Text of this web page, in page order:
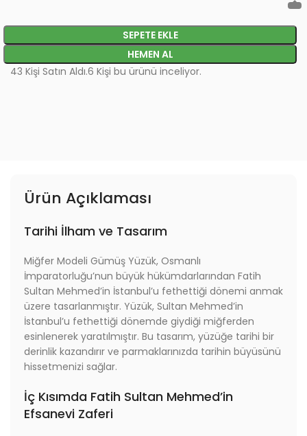
SEPETE EKLE
HEMEN AL
43 Kişi Satın Aldı.6 Kişi bu ürünü inceliyor.
Ürün Açıklaması
Tarihi İlham ve Tasarım
Miğfer Modeli Gümüş Yüzük, Osmanlı
İmparatorluğu’nun büyük hükümdarlarından Fatih
Sultan Mehmed’in İstanbul’u fethettiği dönemi anmak
üzere tasarlanmıştır. Yüzük, Sultan Mehmed’in
İstanbul’u fethettiği dönemde giydiği miğferden
esinlenerek yaratılmıştır. Bu tasarım, yüzüğe tarihi bir
derinlik kazandırır ve parmaklarınızda tarihin büyüsünü
hissetmenizi sağlar.
İç Kısımda Fatih Sultan Mehmed’in
Efsanevi Zaferi